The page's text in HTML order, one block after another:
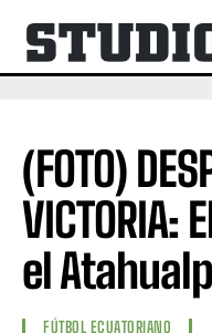
(FOTO)
el
FÚTBOL ECUATORIANO